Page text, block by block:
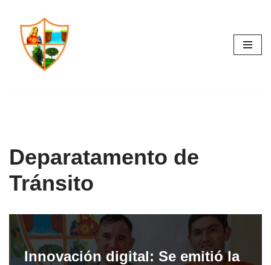
Saltar
contenido
Deparatamento de
Tránsito
Innovación digital: Se emitió la